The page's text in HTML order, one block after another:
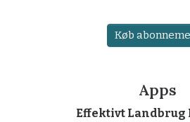
Køb
Apps
Effektivt Landbrug